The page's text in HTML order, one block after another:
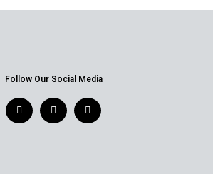
Follow Our Social Media